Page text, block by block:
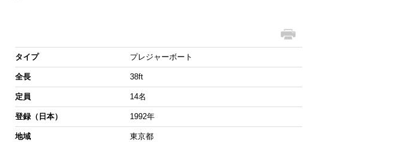
タイプ プレジャーボート
全長 38ft
定員 14名
登録（日本） 1992年
地域 東京都